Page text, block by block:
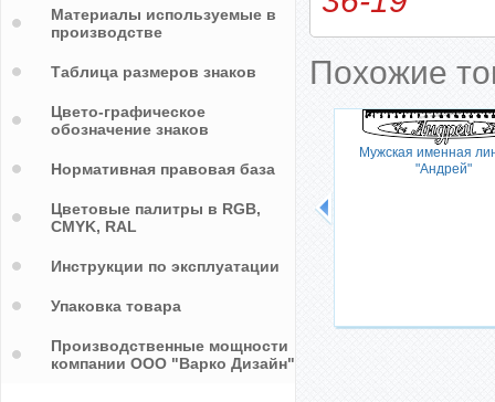
Похожие
Мужская именная
"Андрей"
Материалы используемые в
производстве
Таблица размеров знаков
Цвето-графическое
обозначение знаков
Нормативная правовая база
Цветовые палитры в RGB,
CMYK, RAL
Инструкции по эксплуатации
Упаковка товара
Производственные мощности
компании ООО "Варко Дизайн"